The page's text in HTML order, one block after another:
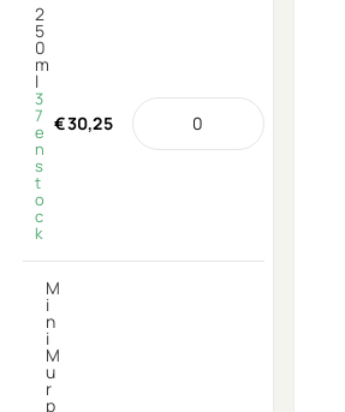
2
5
0
m
l
3
7
e
n
s
t
o
c
k
€30,25
M
i
n
i
M
u
r
p